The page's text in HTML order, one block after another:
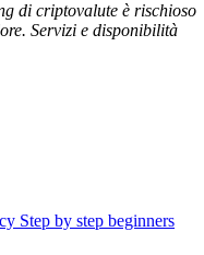
di criptovalute è rischioso
Servizi e disponibilità